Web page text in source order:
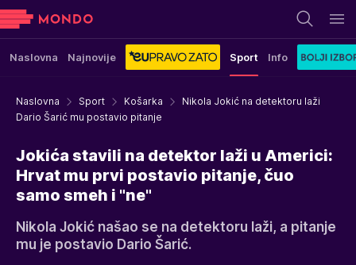
Naslovna Najnovije Sport Info
Naslovna Sport Košarka
Nikola Jokić na detektoru laži
Dario Šarić mu postavio pitanje
Jokića stavili na detektor laži u Americi:
Hrvat mu prvi postavio pitanje, čuo
samo smeh i "ne"
Nikola Jokić našao se na detektoru laži, a pitanje
mu je postavio Dario Šarić.